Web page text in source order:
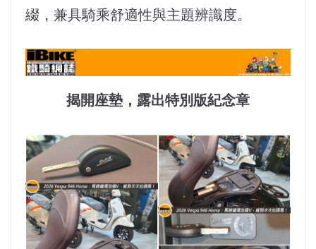
綴，兼具騎乘舒適性與主題辨識度。
揭開座墊，露出特別版紀念章